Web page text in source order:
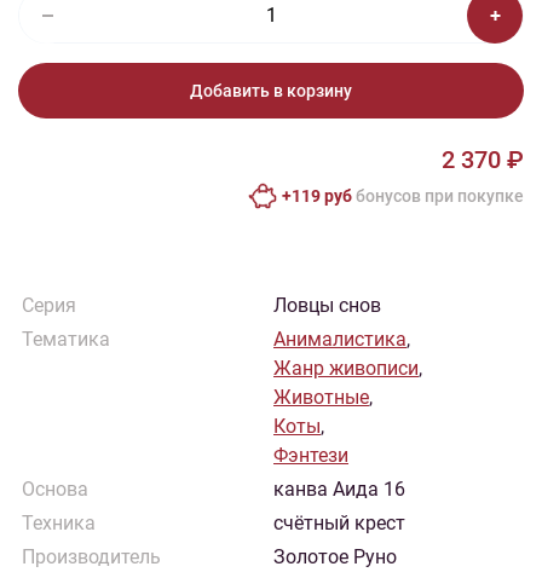
Добавить в корзину
2 370 ₽
+119 руббонусов при покупке
Серия
Ловцы снов
Тематика
Анималистика,
Жанр живописи,
Животные,
Коты,
Фэнтези
Основа
канва Аида 16
Техника
счётный крест
Производитель
Золотое Руно